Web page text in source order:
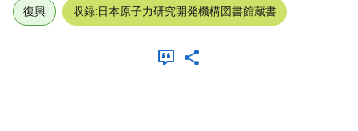
復興 収録:日本原子力研究開発機構図書館蔵書